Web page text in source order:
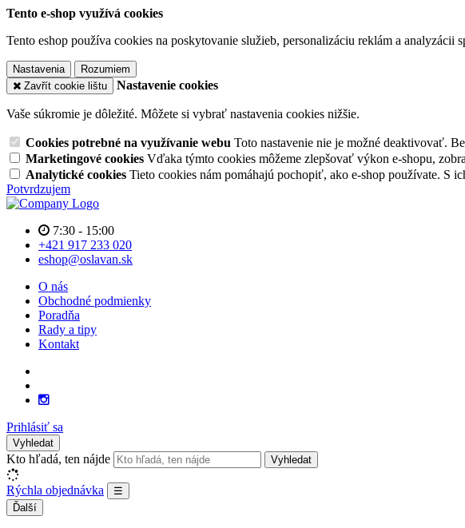
Tento e-shop využívá cookies
Tento eshop používa cookies na poskytovanie služieb, personalizáciu reklám a analyzácii
Nastavenia
Rozumiem
Zavřít cookie lištu
Nastavenie cookies
Vaše súkromie je dôležité. Môžete si vybrať nastavenia cookies nižšie.
Cookies potrebné na využívanie webu Toto nastavenie nie je možné deaktivovať.
Marketingové cookies Vďaka týmto cookies môžeme zlepšovať výkon e-shopu,
Analytické cookies Tieto cookies nám pomáhajú pochopiť, ako e-shop používate. S
Potvrdzujem
7:30 - 15:00
+421 917 233 020
eshop@oslavan.sk
O nás
Obchodné podmienky
Poradňa
Rady a tipy
Kontakt
Prihlásiť sa
Vyhledat
Kto hľadá, ten nájde Vyhledat
Rýchla objednávka
☰
Ďalší